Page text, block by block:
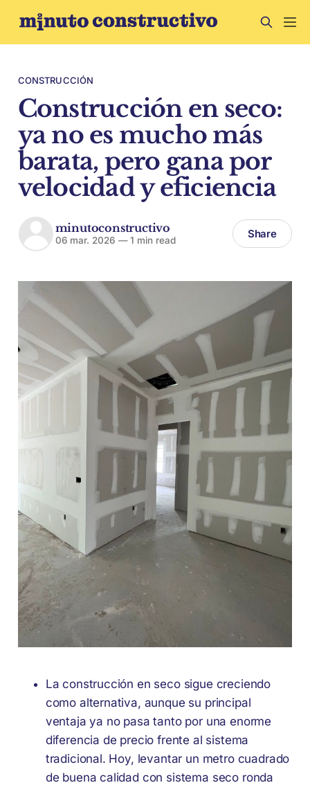
CONSTRUCCIÓN
Construcción en seco:
ya no es mucho más
barata, pero gana por
velocidad y eficiencia
minutoconstructivo
06 mar. 2026 —1 min read Share
La construcción en seco sigue creciendo
como alternativa, aunque su principal
ventaja ya no pasa tanto por una enorme
diferencia de precio frente al sistema
tradicional. Hoy, levantar un metro cuadrado
de buena calidad con sistema seco ronda